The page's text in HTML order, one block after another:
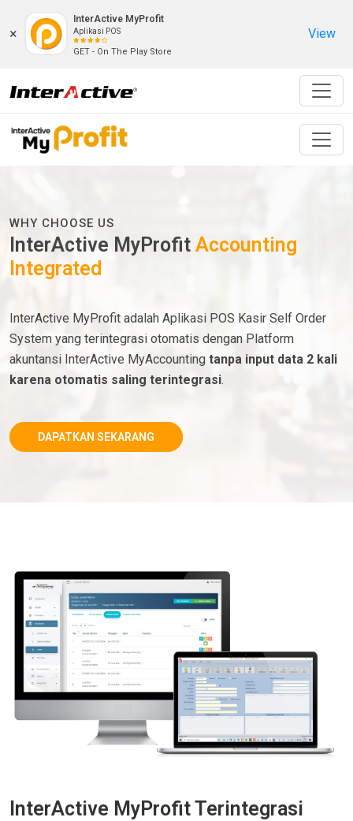
×
InterActive MyProfit
Aplikasi POS
GET - On The Play Store
View
WHY CHOOSE US
InterActive MyProfit Accounting
Integrated
InterActive MyProfit adalah Aplikasi POS Kasir Self Order
System yang terintegrasi otomatis dengan Platform
akuntansi InterActive MyAccounting tanpa input data 2 kali
karena otomatis saling terintegrasi.
DAPATKAN SEKARANG
InterActive MyProfit Terintegrasi